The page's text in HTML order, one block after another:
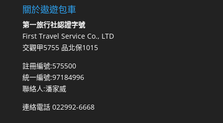
關於遨遊包車
第一旅行社認證字號
First Travel Service Co., LTD
交觀甲5755 品北保1015
註冊編號:575500
統一編號:97184996
聯絡人:潘家威
連絡電話 022992-6668